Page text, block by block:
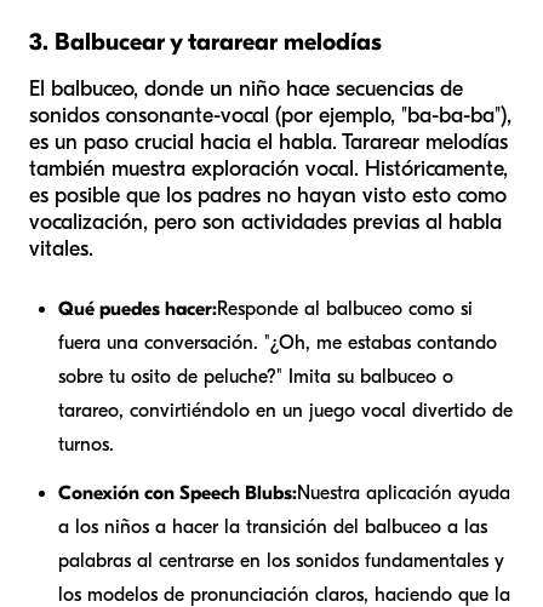
3. Balbucear y tararear melodías
El balbuceo, donde un niño hace secuencias de
sonidos consonante-vocal (por ejemplo, "ba-ba-ba"),
es un paso crucial hacia el habla. Tararear melodías
también muestra exploración vocal. Históricamente,
es posible que los padres no hayan visto esto como
vocalización, pero son actividades previas al habla
vitales.
Qué puedes hacer:Responde al balbuceo como si
fuera una conversación. "¿Oh, me estabas contando
sobre tu osito de peluche?" Imita su balbuceo o
tarareo, convirtiéndolo en un juego vocal divertido de
turnos.
Conexión con Speech Blubs:Nuestra aplicación ayuda
a los niños a hacer la transición del balbuceo a las
palabras al centrarse en los sonidos fundamentales y
los modelos de pronunciación claros, haciendo que la